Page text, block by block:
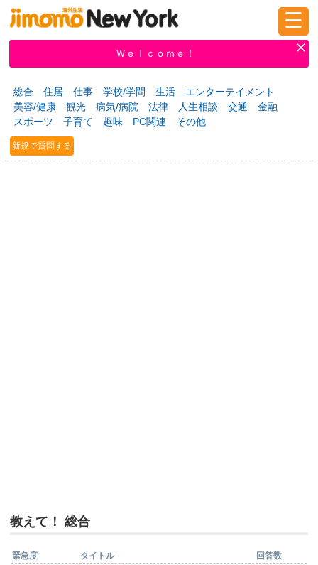
新規登録
掲示板 タウン情報 教えて！
☰
Ｗｅｌｃｏｍｅ！
総合 住居 仕事 学校/学問 生活
エンターテイメント
美容/健康
観光 病気/病院 法律 人生相談 交通
金融
スポーツ
子育て 趣味 PC関連 その他
新規で質問する
教えて！ 総合
緊急度 タイトル
回答数